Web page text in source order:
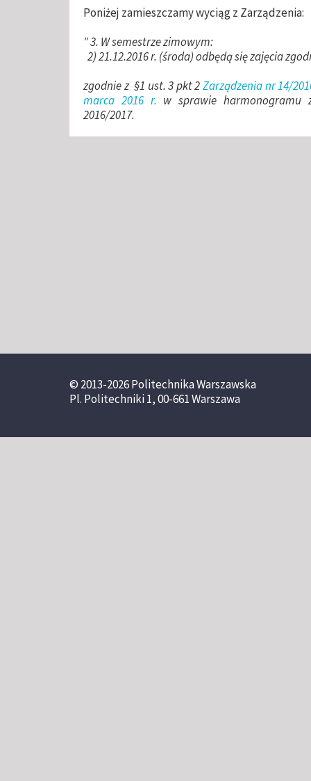
Poniżej zamieszczamy wyciąg z Zarządzenia:
" 3. W semestrze zimowym:
2) 21.12.2016 r. (środa) odbędą się zajęcia
zgodnie z §1 ust. 3 pkt 2Zarządzenia nr 14/
marca 2016 r. w sprawie harmonogramu
2016/2017.
© 2013-2026 Politechnika Warszawska
Pl. Politechniki 1, 00-661 Warszawa